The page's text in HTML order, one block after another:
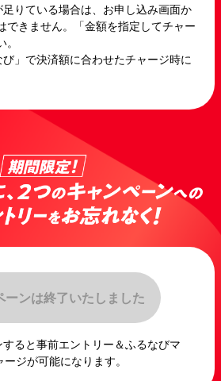
りている場合は、お申し込み画面か
できません。「金額を指定してチャー
」で決済額に合わせたチャージ時に
ーンは終了いたしました
ると事前エントリー＆ふるなびマ
ージが可能になります。